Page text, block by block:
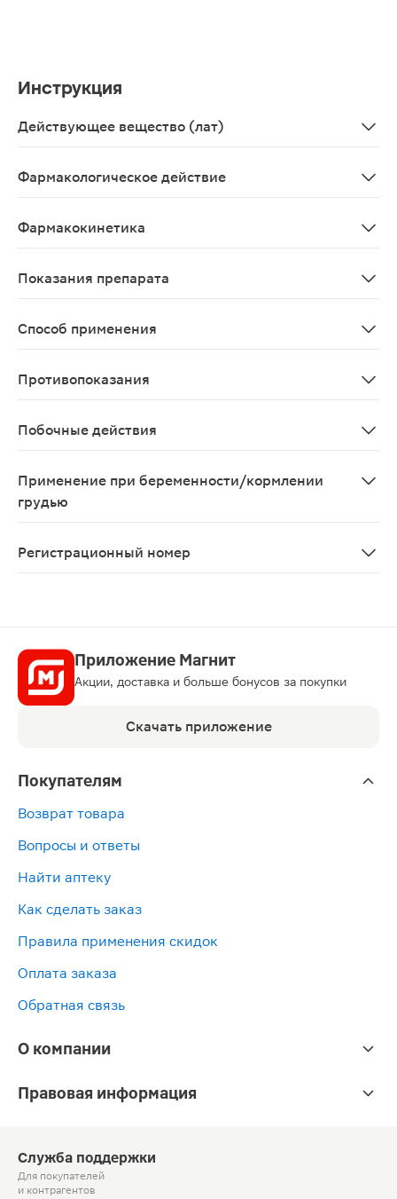
Инструкция
Действующее вещество (лат)
Фармакологическое действие
Фармакокинетика
Показания препарата
Способ применения
Противопоказания
Побочные действия
Применение при беременности/кормлении
грудью
Регистрационный номер
Приложение Магнит
Акции, доставка и больше бонусов за покупки
Скачать приложение
Покупателям
Возврат товара
Вопросы и ответы
Найти аптеку
Как сделать заказ
Правила применения скидок
Оплата заказа
Обратная связь
О компании
Правовая информация
Служба поддержки
Для покупателей
и контрагентов